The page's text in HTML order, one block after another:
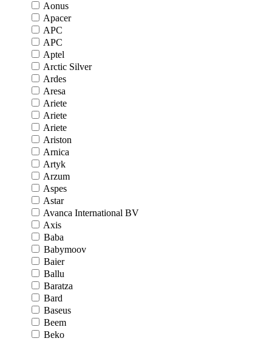
Aonus
Apacer
APC
APC
Aptel
Arctic Silver
Ardes
Aresa
Ariete
Ariete
Ariete
Ariston
Arnica
Artyk
Arzum
Aspes
Astar
Avanca International BV
Axis
Baba
Babymoov
Baier
Ballu
Baratza
Bard
Baseus
Beem
Beko